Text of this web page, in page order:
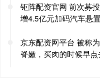
钜阵配资官网 前次募
增4.5亿元加码汽车悬
京东配资网平台 被称
脊嫩，买肉的时候早